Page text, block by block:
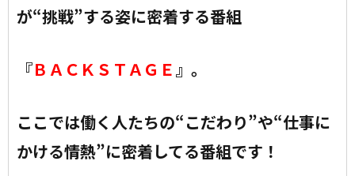
が“挑戦”する姿に密着する番組
『ＢＡＣＫＳＴＡＧＥ』。
ここでは働く人たちの“こだわり”や“仕事に
かける情熱”に密着してる番組です！